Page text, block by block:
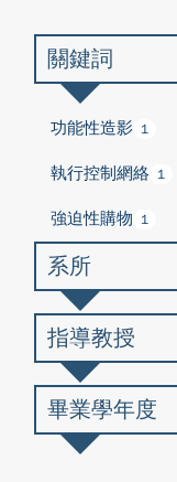
關鍵詞
功能性造影 1
執行控制網絡 1
強迫性購物 1
系所
指導教授
畢業學年度